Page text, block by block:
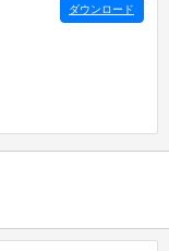
ダウンロード